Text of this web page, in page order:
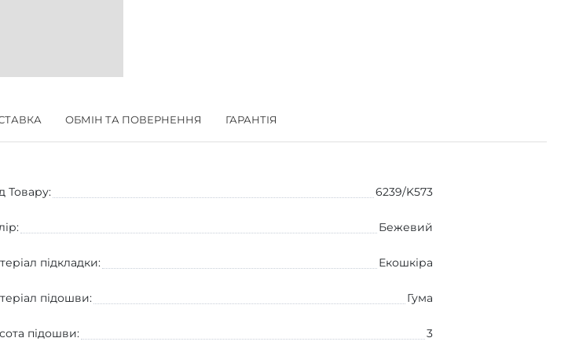
ОБМІН ТА ПОВЕРНЕННЯ ГАРАНТІЯ
Товару: 6239/K573
Бежевий
підкладки: Екошкіра
підошви: Гума
підошви: 3